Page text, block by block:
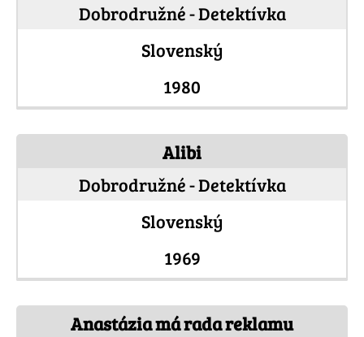
Dobrodružné - Detektívka
Slovenský
1980
Alibi
Dobrodružné - Detektívka
Slovenský
1969
Anastázia má rada reklamu